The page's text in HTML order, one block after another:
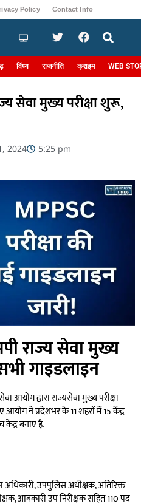
Policy Contact Info
विंध्य राजनीति क्राइम WEB
सेवा मुख्य परीक्षा शुरू,
2024
5:25 pm
राज्य सेवा मुख्य
गाइडलाइन
आयोग द्वारा राज्यसेवा मुख्य परीक्षा
ने प्रदेशभर के 11 शहरों में 15 केंद्र
केंद्र बनाए है.
उपपुलिस अधीक्षक, अतिरिक्त
आबकारी उप निरीक्षक सहित 110 पद